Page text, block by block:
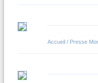
Accueil / Presse